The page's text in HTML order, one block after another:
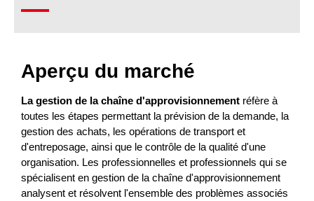
Aperçu du marché
La gestion de la chaîne d'approvisionnement réfère à
toutes les étapes permettant la prévision de la demande, la
gestion des achats, les opérations de transport et
d'entreposage, ainsi que le contrôle de la qualité d'une
organisation. Les professionnelles et professionnels qui se
spécialisent en gestion de la chaîne d'approvisionnement
analysent et résolvent l'ensemble des problèmes associés